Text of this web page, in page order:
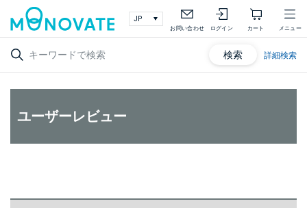
お問い合わせ ログイン カート メニュー
検索 詳細検索
ユーザーレビュー